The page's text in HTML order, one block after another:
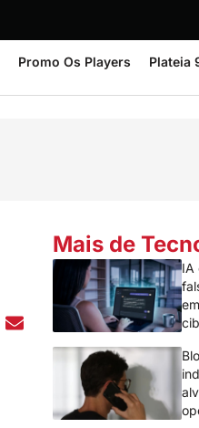
Promo Os Players Plateia
Mais de
IA